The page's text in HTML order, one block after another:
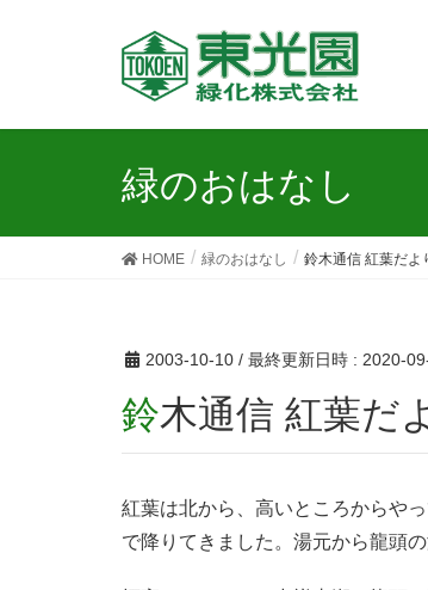
緑のおはなし
HOME 緑のおはなし 鈴木通信 紅葉だ
2003-10-10 / 最終更新日時 : 2020-
鈴木通信 紅葉
紅葉は北から、高いところからや
で降りてきました。湯元から龍頭